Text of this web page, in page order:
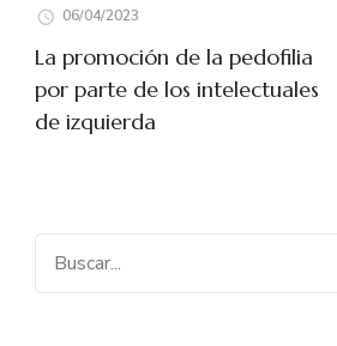
06/04/2023
La promoción de la pedofilia
por parte de los intelectuales
de izquierda
Buscar: